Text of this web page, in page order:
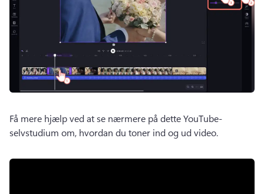
Få mere hjælp ved at se nærmere på dette YouTube-
selvstudium om, hvordan du toner ind og ud video.